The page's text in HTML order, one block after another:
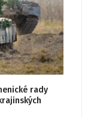
rady